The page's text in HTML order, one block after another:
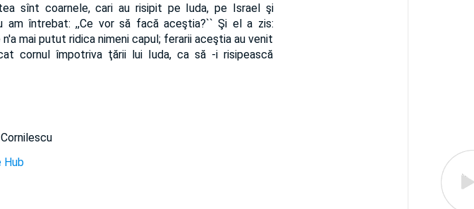
sînt coarnele, cari au risipit pe Iuda, pe Israel şi
am întrebat: ,,Ce vor să facă aceştia?`` Şi el a zis:
mai putut ridica nimeni capul; ferarii aceştia au venit
cornul împotriva ţării lui Iuda, ca să -i risipească
Hub